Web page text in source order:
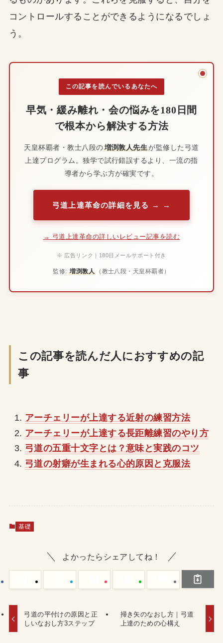
コントロールすることができるようになるでしょ
う。
この記事を読んでいるあなたへ
早気・緩み離れ・会の悩みを180日間
で根本から解決する方法
天皇杯覇者・教士八段の増渕敦人先生が監修した弓道
上達プログラム。独学で試行錯誤するより、一流の指
導者から学ぶ方が確実です。
弓道上達革命の詳細を見る →
→ 弓道上達革命の詳しいレビュー記事を読む
※ 広告リンク｜180日メールサポート付き
監修:増渕敦人 （教士八段・天皇杯覇者）
この記事を読んだ人におすすめの記
事
アーチェリーが上達する近射の練習方法
アーチェリーが上達する長距離練習のやり方
弓道の五重十文字とは？意味と実践のコツ
弓道の射癖が生まれる心的原因と克服法
基礎
よかったらシェアしてね！
弓道の平付けの原因と正
しいなおし方3ステップ
掃き矢のなおし方｜弓道
上達のための心構え